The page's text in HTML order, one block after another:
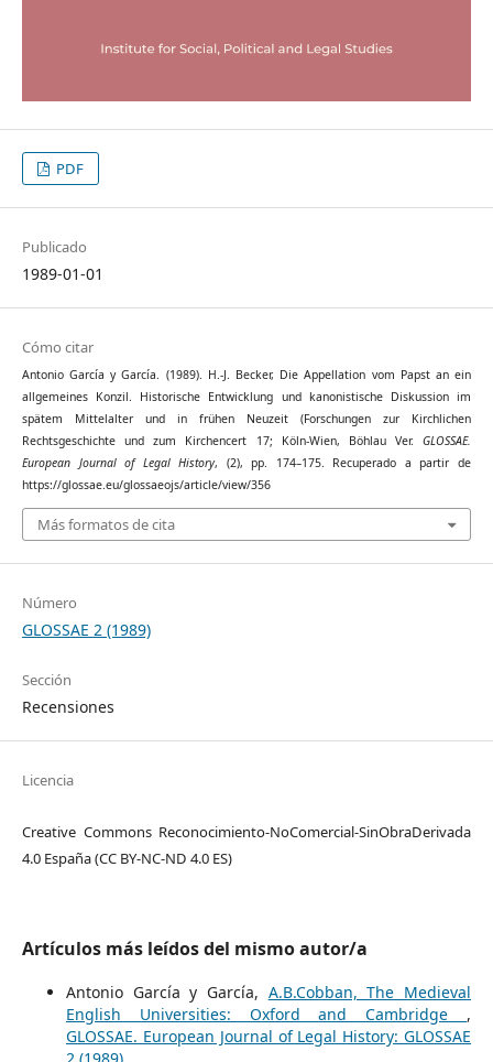
PDF
Publicado
1989-01-01
Cómo citar
Antonio García y García. (1989). H.-J. Becker, Die Appellation vom Papst an ein
allgemeines Konzil. Historische Entwicklung und kanonistische Diskussion im
spätem Mittelalter und in frühen Neuzeit (Forschungen zur Kirchlichen
Rechtsgeschichte und zum Kirchencert 17; Köln-Wien, Böhlau Ver.GLOSSAE.
European Journal of Legal History, (2), pp. 174–175. Recuperado a partir de
https://glossae.eu/glossaeojs/article/view/356
Más formatos de cita
Número
GLOSSAE 2 (1989)
Sección
Recensiones
Licencia
Creative Commons Reconocimiento-NoComercial-SinObraDerivada
4.0 España (CC BY-NC-ND 4.0 ES)
Artículos más leídos del mismo autor/a
Antonio García y García, A.B.Cobban, The Medieval
English Universities: Oxford and Cambridge ,
GLOSSAE. European Journal of Legal History: GLOSSAE